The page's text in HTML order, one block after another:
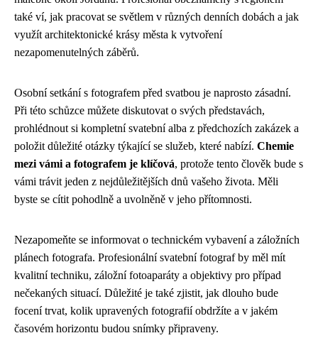
také ví, jak pracovat se světlem v různých denních dobách a jak
využít architektonické krásy města k vytvoření
nezapomenutelných záběrů.
Osobní setkání s fotografem před svatbou je naprosto zásadní.
Při této schůzce můžete diskutovat o svých představách,
prohlédnout si kompletní svatební alba z předchozích zakázek a
položit důležité otázky týkající se služeb, které nabízí. Chemie
mezi vámi a fotografem je klíčová, protože tento člověk bude s
vámi trávit jeden z nejdůležitějších dnů vašeho života. Měli
byste se cítit pohodlně a uvolněně v jeho přítomnosti.
Nezapomeňte se informovat o technickém vybavení a záložních
plánech fotografa. Profesionální svatební fotograf by měl mít
kvalitní techniku, záložní fotoaparáty a objektivy pro případ
nečekaných situací. Důležité je také zjistit, jak dlouho bude
focení trvat, kolik upravených fotografií obdržíte a v jakém
časovém horizontu budou snímky připraveny.